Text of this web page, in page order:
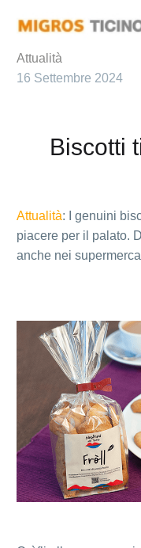
Attualità
16 Settembre 2024
Biscotti
Attualità: I genuini
piacere per il palato.
anche nei